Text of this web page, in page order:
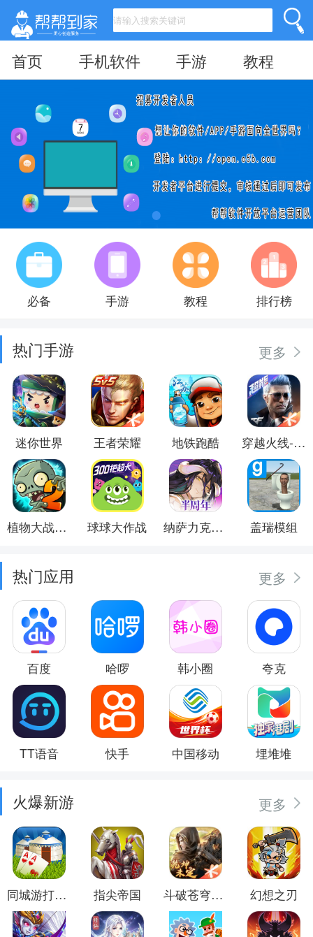
首页 手机软件 手游 教程
必备 手游 教程 排行榜
热门手游 更多
迷你世界 王者荣耀 地铁跑酷 穿越火线-枪战王者
植物大战僵尸2 球球大作战 纳萨力克之王 盖瑞模组
热门应用 更多
百度 哈啰 韩小圈 夸克
TT语音 快手 中国移动 埋堆堆
火爆新游 更多
同城游打大尖 指尖帝国 斗破苍穹：异火重燃 幻想之刃